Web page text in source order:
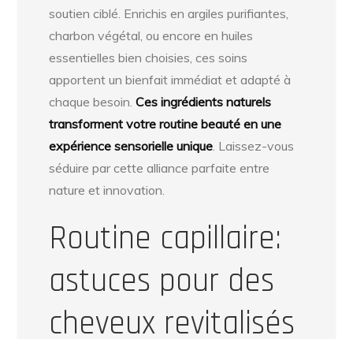
soutien ciblé. Enrichis en argiles purifiantes,
charbon végétal, ou encore en huiles
essentielles bien choisies, ces soins
apportent un bienfait immédiat et adapté à
chaque besoin.Ces ingrédients naturels
transforment votre routine beauté en une
expérience sensorielle unique . Laissez-vous
séduire par cette alliance parfaite entre
nature et innovation.
Routine capillaire:
astuces pour des
cheveux revitalisés